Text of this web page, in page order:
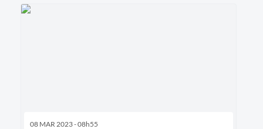
08 MAR 2023 - 08h55